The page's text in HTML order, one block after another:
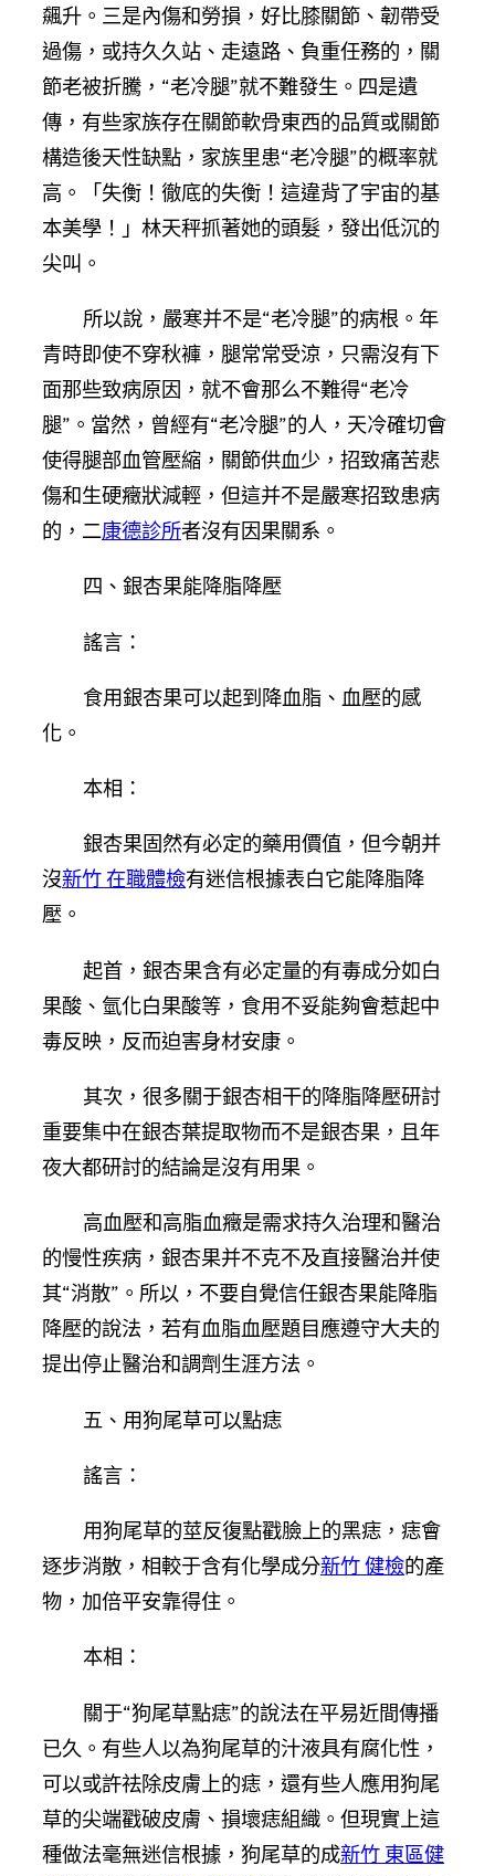
飆升。三是內傷和勞損，好比膝關節、韌帶受
過傷，或持久久站、走遠路、負重任務的，關
節老被折騰，“老冷腿”就不難發生。四是遺
傳，有些家族存在關節軟骨東西的品質或關節
構造後天性缺點，家族里患“老冷腿”的概率就
高。「失衡！徹底的失衡！這違背了宇宙的基
本美學！」林天秤抓著她的頭髮，發出低沉的
尖叫。
所以說，嚴寒并不是“老冷腿”的病根。年
青時即使不穿秋褲，腿常常受涼，只需沒有下
面那些致病原因，就不會那么不難得“老冷
腿”。當然，曾經有“老冷腿”的人，天冷確切會
使得腿部血管壓縮，關節供血少，招致痛苦悲
傷和生硬癥狀減輕，但這并不是嚴寒招致患病
的，二康德診所者沒有因果關系。
四、銀杏果能降脂降壓
謠言：
食用銀杏果可以起到降血脂、血壓的感
化。
本相：
銀杏果固然有必定的藥用價值，但今朝并
沒新竹 在職體檢有迷信根據表白它能降脂降
壓。
起首，銀杏果含有必定量的有毒成分如白
果酸、氫化白果酸等，食用不妥能夠會惹起中
毒反映，反而迫害身材安康。
其次，很多關于銀杏相干的降脂降壓研討
重要集中在銀杏葉提取物而不是銀杏果，且年
夜大都研討的結論是沒有用果。
高血壓和高脂血癥是需求持久治理和醫治
的慢性疾病，銀杏果并不克不及直接醫治并使
其“消散”。所以，不要自覺信任銀杏果能降脂
降壓的說法，若有血脂血壓題目應遵守大夫的
提出停止醫治和調劑生涯方法。
五、用狗尾草可以點痣
謠言：
用狗尾草的莖反復點戳臉上的黑痣，痣會
逐步消散，相較于含有化學成分新竹 健檢的產
物，加倍平安靠得住。
本相：
關于“狗尾草點痣”的說法在平易近間傳播
已久。有些人以為狗尾草的汁液具有腐化性，
可以或許祛除皮膚上的痣，還有些人應用狗尾
草的尖端戳破皮膚、損壞痣組織。但現實上這
種做法毫無迷信根據，狗尾草的成新竹 東區健